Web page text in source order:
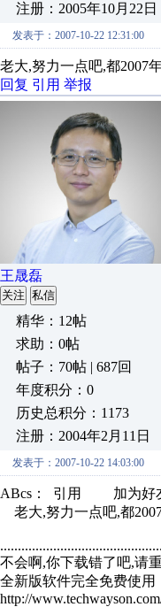
注册：2005年10月22日
发表于：2007-10-22 12:31:00
老大,努力一点吧,都2007
回复 引用 举报
王晟磊
关注 私信
精华：12帖
求助：0帖
帖子：70帖 | 687回
年度积分：0
历史总积分：1173
注册：2004年2月11日
发表于：2007-10-22 14:03:00
ABcs： 引用 加为好
老大,努力一点吧,都
不会啊,你下载错了吧,请
全新版软件完全免费使用
http://